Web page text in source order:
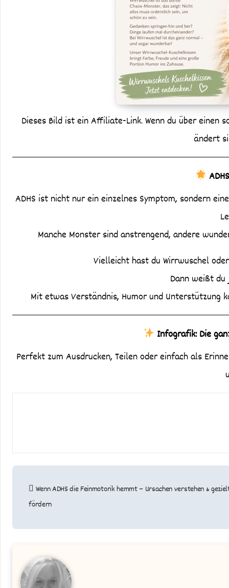
Dieses Bild ist ein Affiliate-Link. Wenn du über
ändert
ADHS ist nicht nur ein einzelnes Symptom, sondern
Manche Monster sind anstrengend, andere
Vielleicht hast du Wirrwuschel
Dann weißt
Mit etwas Verständnis, Humor und Unterstützung
Infografik: Die
Perfekt zum Ausdrucken, Teilen oder einfach als
Beitragsnavigation
Wenn ADHS die Feinmotorik hemmt – Ursachen verstehen &
fördern